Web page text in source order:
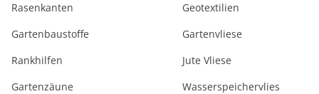
Rasenkanten
Gartenbaustoffe
Rankhilfen
Gartenzäune
Geotextilien
Gartenvliese
Jute Vliese
Wasserspeichervlies